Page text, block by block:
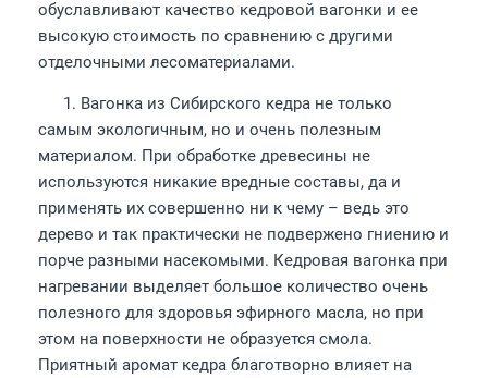
обуславливают качество кедровой вагонки и ее
высокую стоимость по сравнению с другими
отделочными лесоматериалами.
1. Вагонка из Сибирского кедра не только
самым экологичным, но и очень полезным
материалом. При обработке древесины не
используются никакие вредные составы, да и
применять их совершенно ни к чему – ведь это
дерево и так практически не подвержено гниению и
порче разными насекомыми. Кедровая вагонка при
нагревании выделяет большое количество очень
полезного для здоровья эфирного масла, но при
этом на поверхности не образуется смола.
Приятный аромат кедра благотворно влияет на